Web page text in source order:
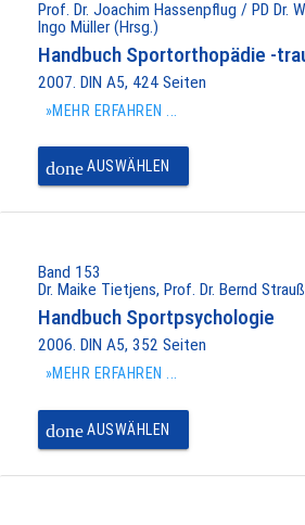
Prof. Dr. Joachim Hassenpflug / PD Dr.
Ingo Müller (Hrsg.)
Handbuch Sportorthopädie -
2007. DIN A5, 424 Seiten
»MEHR ERFAHREN ...
doneAUSWÄHLEN
Band 153
Dr. Maike Tietjens, Prof. Dr. Bernd
Handbuch Sportpsychologie
2006. DIN A5, 352 Seiten
»MEHR ERFAHREN ...
doneAUSWÄHLEN